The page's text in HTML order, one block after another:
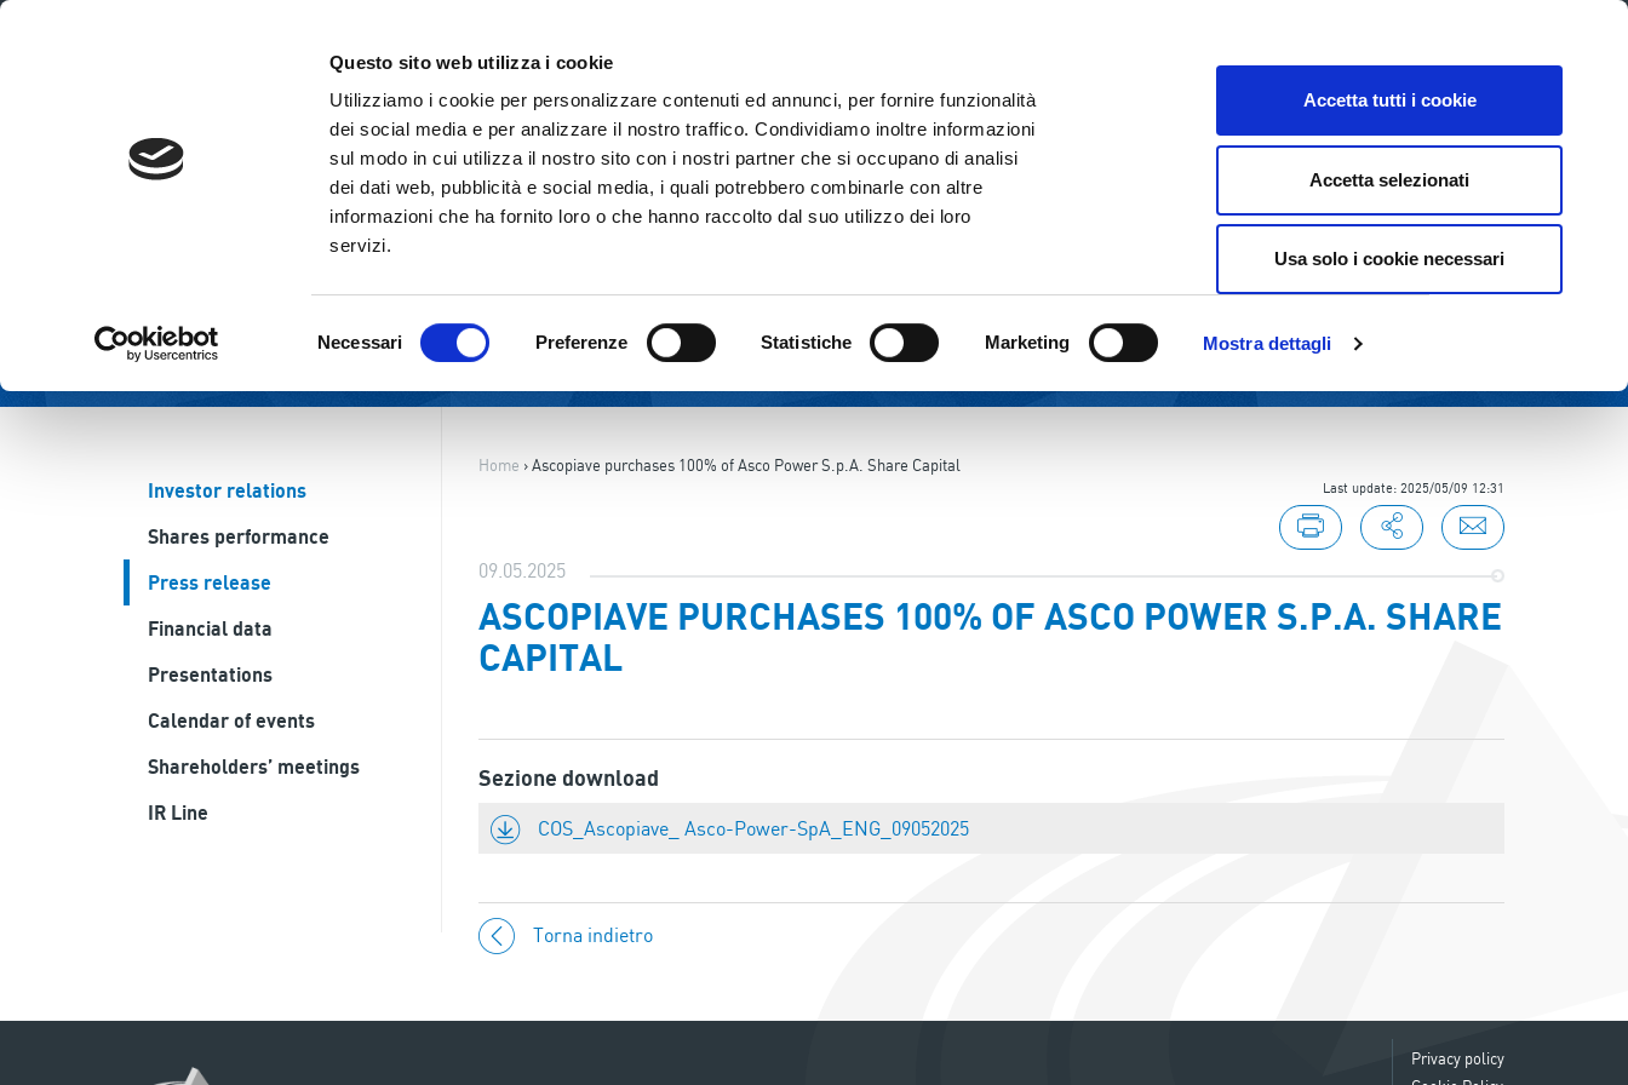
Questo sito web utilizza i cookie
Utilizziamo i cookie per personalizzare contenuti ed annunci, per fornire funzionalità
dei social media e per analizzare il nostro traffico. Condividiamo inoltre informazioni
sul modo in cui utilizza il nostro sito con i nostri partner che si occupano di analisi
dei dati web, pubblicità e social media, i quali potrebbero combinarle con altre
informazioni che ha fornito loro o che hanno raccolto dal suo utilizzo dei loro
servizi.
del
Necessari Preferenze Statistiche Marketing Mostra dettagli
Accetta tutti i cookie
Accetta selezionati
Usa solo i cookie necessari
THE GROUP CORPORATE GOVERNANCE INVESTOR RELATIONS SUSTAINABILITY
Investor relations
Shares performance
Press release
Financial data
Presentations
Calendar of events
Shareholders’ meetings
IR Line
Home ›Ascopiave purchases 100% of Asco Power S.p.A. Share Capital
Last update: 2025/05/09 12:31
09.05.2025
ASCOPIAVE PURCHASES 100% OF ASCO POWER S.P.A. SHARE
CAPITAL
Sezione download
COS_Ascopiave_ Asco-Power-SpA_ENG_09052025
Torna indietro
Privacy policy